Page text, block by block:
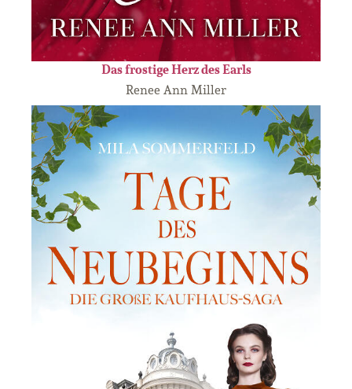
Das frostige Herz des Earls
Renee Ann Miller